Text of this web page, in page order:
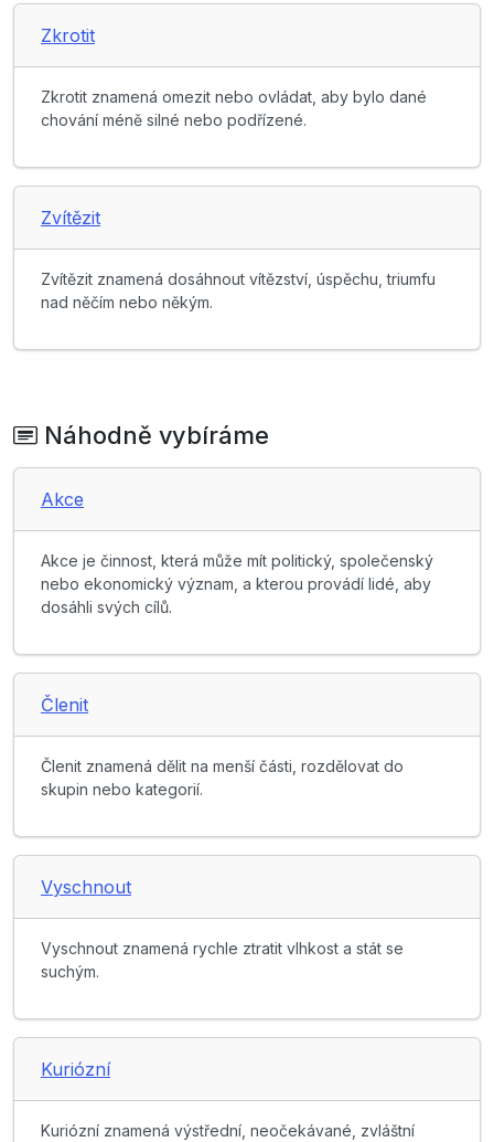
Zkrotit
Zkrotit znamená omezit nebo ovládat, aby bylo dané
chování méně silné nebo podřízené.
Zvítězit
Zvítězit znamená dosáhnout vítězství, úspěchu, triumfu
nad něčím nebo někým.
Náhodně vybíráme
Akce
Akce je činnost, která může mít politický, společenský
nebo ekonomický význam, a kterou provádí lidé, aby
dosáhli svých cílů.
Členit
Členit znamená dělit na menší části, rozdělovat do
skupin nebo kategorií.
Vyschnout
Vyschnout znamená rychle ztratit vlhkost a stát se
suchým.
Kuriózní
Kuriózní znamená výstřední, neočekávané, zvláštní